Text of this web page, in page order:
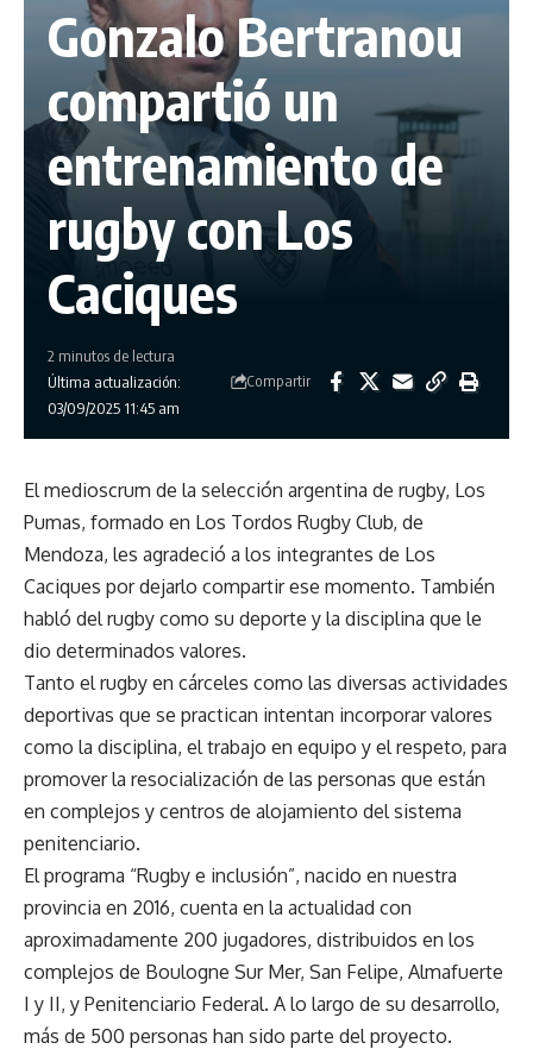
Gonzalo Bertranou
compartió un
entrenamiento de
rugby con Los
Caciques
Última actualización:
03/09/2025 11:45 am
2 minutos de lectura
Compartir
El medioscrum de la selección argentina de rugby, Los
Pumas, formado en Los Tordos Rugby Club, de
Mendoza, les agradeció a los integrantes de Los
Caciques por dejarlo compartir ese momento. También
habló del rugby como su deporte y la disciplina que le
dio determinados valores.
Tanto el rugby en cárceles como las diversas actividades
deportivas que se practican intentan incorporar valores
como la disciplina, el trabajo en equipo y el respeto, para
promover la resocialización de las personas que están
en complejos y centros de alojamiento del sistema
penitenciario.
El programa “Rugby e inclusión”, nacido en nuestra
provincia en 2016, cuenta en la actualidad con
aproximadamente 200 jugadores, distribuidos en los
complejos de Boulogne Sur Mer, San Felipe, Almafuerte
I y II, y Penitenciario Federal. A lo largo de su desarrollo,
más de 500 personas han sido parte del proyecto.